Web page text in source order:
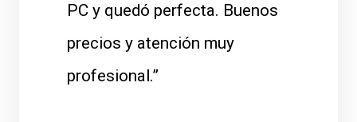
PC y quedó perfecta. Buenos
precios y atención muy
profesional.”